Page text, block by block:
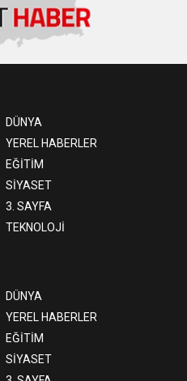
DÜNYA
YEREL HABERLER
EĞİTİM
SİYASET
3. SAYFA
TEKNOLOJİ
DÜNYA
YEREL HABERLER
EĞİTİM
SİYASET